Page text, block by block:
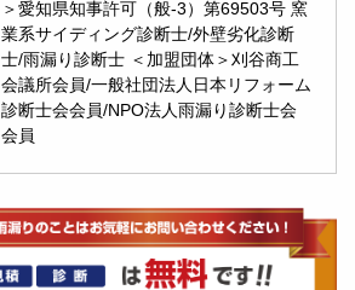
＞愛知県知事許可（般-3）第69503号 窯
業系サイディング診断士/外壁劣化診断
士/雨漏り診断士 ＜加盟団体＞刈谷商工
会議所会員/一般社団法人日本リフォーム
診断士会会員/NPO法人雨漏り診断士会
会員